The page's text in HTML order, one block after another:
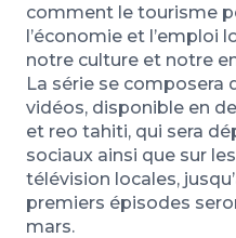
comment le tourisme
l’économie et l’emploi
notre culture et notre
La série se composera
vidéos, disponible en
et reo tahiti, qui sera
sociaux ainsi que sur
télévision locales,
premiers épisodes
mars.